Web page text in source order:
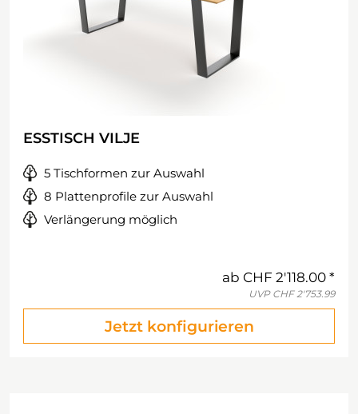
ESSTISCH VILJE
5 Tischformen zur Auswahl
8 Plattenprofile zur Auswahl
Verlängerung möglich
ab CHF 2'118.00
UVP CHF 2'753.99
Jetzt konfigurieren